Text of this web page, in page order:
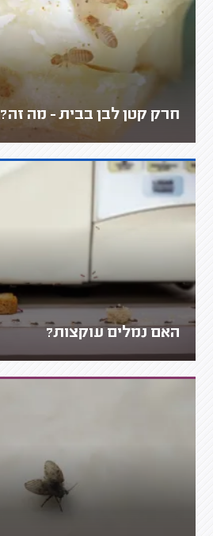
חרק קטן לבן בבית - מה זה?
האם נמלים עוקצות?